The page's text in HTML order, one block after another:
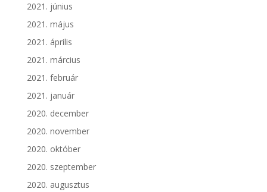
2021. június
2021. május
2021. április
2021. március
2021. február
2021. január
2020. december
2020. november
2020. október
2020. szeptember
2020. augusztus